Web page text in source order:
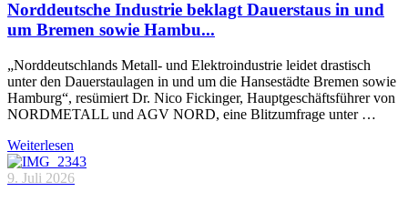
Norddeutsche Industrie beklagt Dauerstaus in und
um Bremen sowie Hambu...
„Norddeutschlands Metall- und Elektroindustrie leidet drastisch
unter den Dauerstaulagen in und um die Hansestädte Bremen sowie
Hamburg“, resümiert Dr. Nico Fickinger, Hauptgeschäftsführer von
NORDMETALL und AGV NORD, eine Blitzumfrage unter …
Weiterlesen
9. Juli 2026